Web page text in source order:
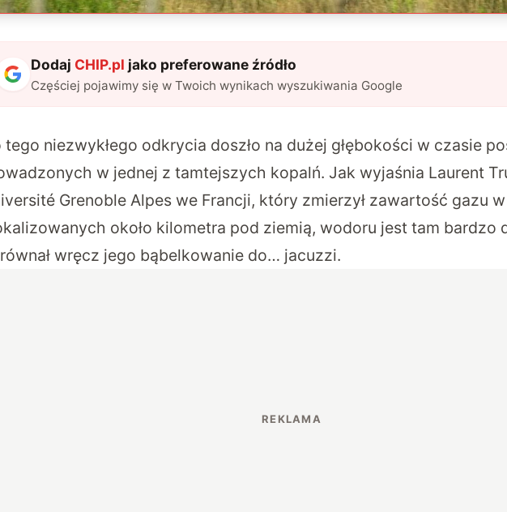
Dodaj CHIP.pl jako preferowane źródło
Częściej pojawimy się w Twoich wynikach wyszukiwania Google
tego niezwykłego odkrycia doszło na dużej głębokości w czasie
w jednej z tamtejszych kopalń. Jak wyjaśnia Laurent
Grenoble Alpes we Francji, który zmierzył zawartość gazu
około kilometra pod ziemią, wodoru jest tam bardzo
wręcz jego bąbelkowanie do… jacuzzi.